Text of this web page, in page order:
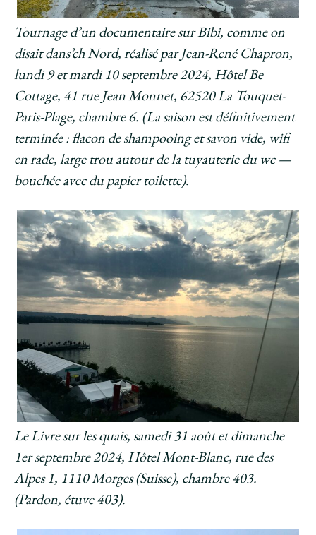
Tournage d’un documentaire sur Bibi, comme on
disait dans’ch Nord, réalisé par Jean-René Chapron,
lundi 9 et mardi 10 septembre 2024, Hôtel Be
Cottage, 41 rue Jean Monnet, 62520 La Touquet-
Paris-Plage, chambre 6. (La saison est définitivement
terminée : flacon de shampooing et savon vide, wifi
en rade, large trou autour de la tuyauterie du wc —
bouchée avec du papier toilette).
Le Livre sur les quais, samedi 31 août et dimanche
1er septembre 2024, Hôtel Mont-Blanc, rue des
Alpes 1, 1110 Morges (Suisse), chambre 403.
(Pardon, étuve 403).